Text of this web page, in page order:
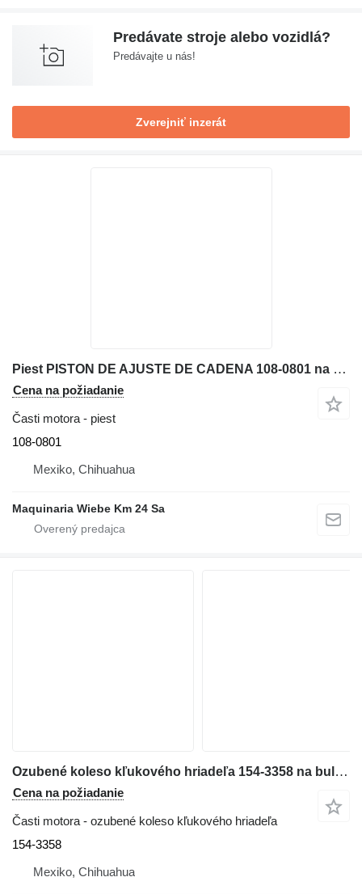
Predávate stroje alebo vozidlá?
Predávajte u nás!
Zverejniť inzerát
Piest PISTON DE AJUSTE DE CADENA 108-0801 na buldozéra Caterpillar D6N XL
Cena na požiadanie
Časti motora - piest
108-0801
Mexiko, Chihuahua
Maquinaria Wiebe Km 24 Sa
Ozubené koleso kľukového hriadeľa 154-3358 na buldozéra Caterpillar D6T LGP
Cena na požiadanie
Časti motora - ozubené koleso kľukového hriadeľa
154-3358
Mexiko, Chihuahua